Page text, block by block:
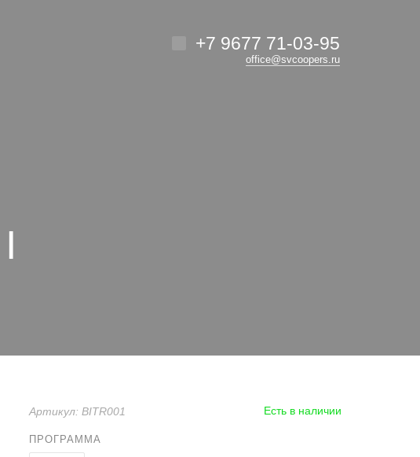
+7 9677 71-03-95
office@svcoopers.ru
Артикул: BITR001 Есть в наличии
ПРОГРАММА